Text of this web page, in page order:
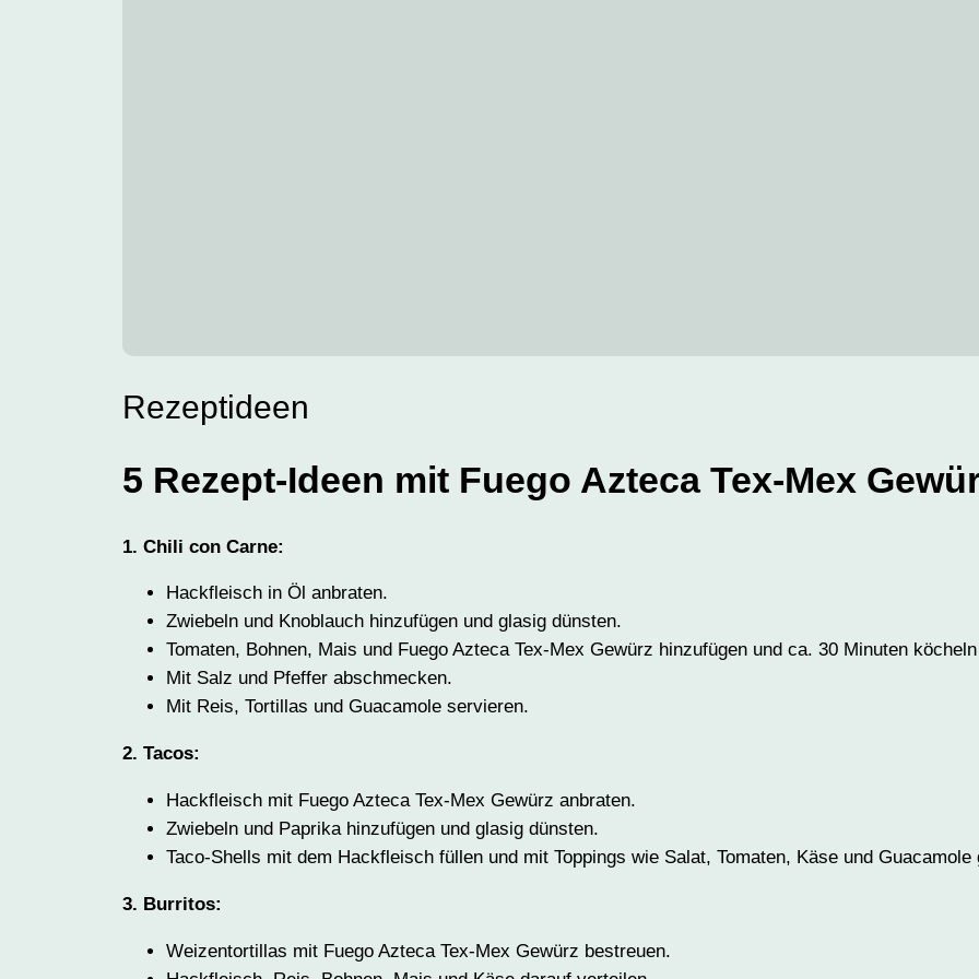
Rezeptideen
5 Rezept-Ideen mit Fuego Azteca Tex-Mex
1. Chili con Carne:
Hackfleisch in Öl anbraten.
Zwiebeln und Knoblauch hinzufügen und glasig dünsten.
Tomaten, Bohnen, Mais und Fuego Azteca Tex-Mex Gewürz hinzufügen und ca. 30 Minuten
Mit Salz und Pfeffer abschmecken.
Mit Reis, Tortillas und Guacamole servieren.
2. Tacos:
Hackfleisch mit Fuego Azteca Tex-Mex Gewürz anbraten.
Zwiebeln und Paprika hinzufügen und glasig dünsten.
Taco-Shells mit dem Hackfleisch füllen und mit Toppings wie Salat, Tomaten, Käse und Guacamole
3. Burritos:
Weizentortillas mit Fuego Azteca Tex-Mex Gewürz bestreuen.